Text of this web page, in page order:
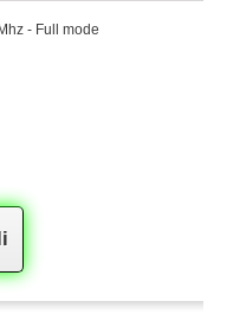
- Full mode